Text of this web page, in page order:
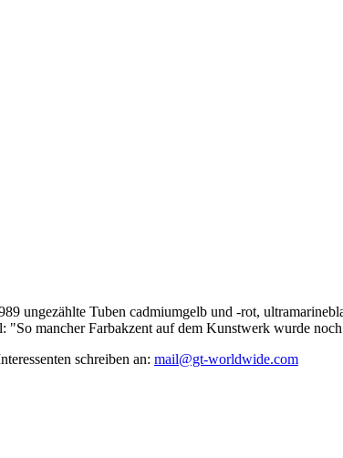
ungezählte Tuben cadmiumgelb und -rot,
mancher Farbakzent auf dem Kunstwerk wurde
schreiben an: mail@gt-worldwide.com